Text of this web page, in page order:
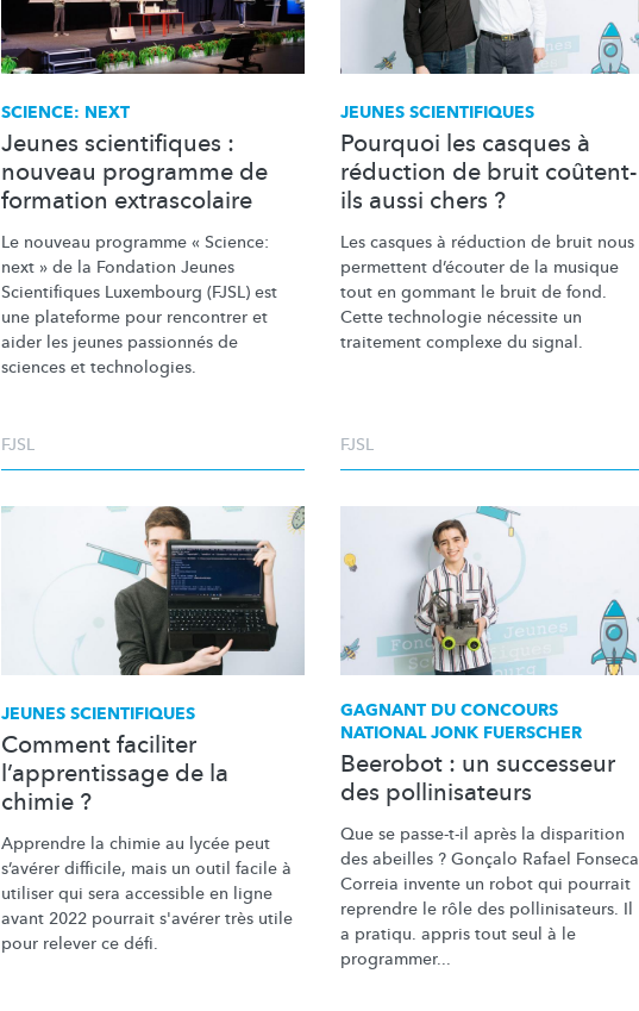
SCIENCE: NEXT
Jeunes scientifiques :
nouveau programme de
formation extrascolaire
Le nouveau programme « Science:
next » de la Fondation Jeunes
Scientifiques Luxembourg (FJSL) est
une plateforme pour rencontrer et
aider les jeunes passionnés de
sciences et technologies.
FJSL
JEUNES SCIENTIFIQUES
Pourquoi les casques à
réduction de bruit coûtent-
ils aussi chers ?
Les casques à réduction de bruit nous
permettent d’écouter de la musique
tout en gommant le bruit de fond.
Cette technologie nécessite un
traitement complexe du signal.
FJSL
JEUNES SCIENTIFIQUES
Comment faciliter
l’apprentissage de la
chimie ?
Apprendre la chimie au lycée peut
s’avérer difficile, mais un outil facile à
utiliser qui sera accessible en ligne
avant 2022 pourrait s'avérer très utile
pour relever ce défi.
GAGNANT DU CONCOURS
NATIONAL JONK FUERSCHER
Beerobot : un successeur
des pollinisateurs
Que se passe-t-il après la disparition
des abeilles ? Gonçalo Rafael Fonseca
Correia invente un robot qui pourrait
reprendre le rôle des pollinisateurs. Il
a pratiqu. appris tout seul à le
programmer...